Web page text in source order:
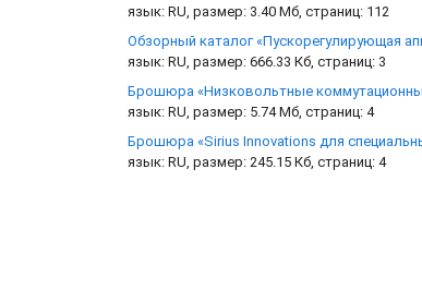
язык: RU, размер: 3.40 Мб, страниц: 112
Обзорный каталог «Пускорегулирующая
язык: RU, размер: 666.33 Кб, страниц: 3
Брошюра «Низковольтные
язык: RU, размер: 5.74 Мб, страниц: 4
Брошюра «Sirius Innovations для
язык: RU, размер: 245.15 Кб, страниц: 4